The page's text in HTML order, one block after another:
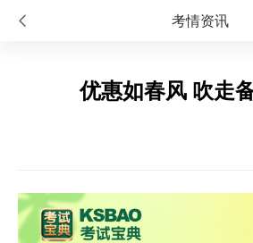
考情资讯
优惠如春风 吹走